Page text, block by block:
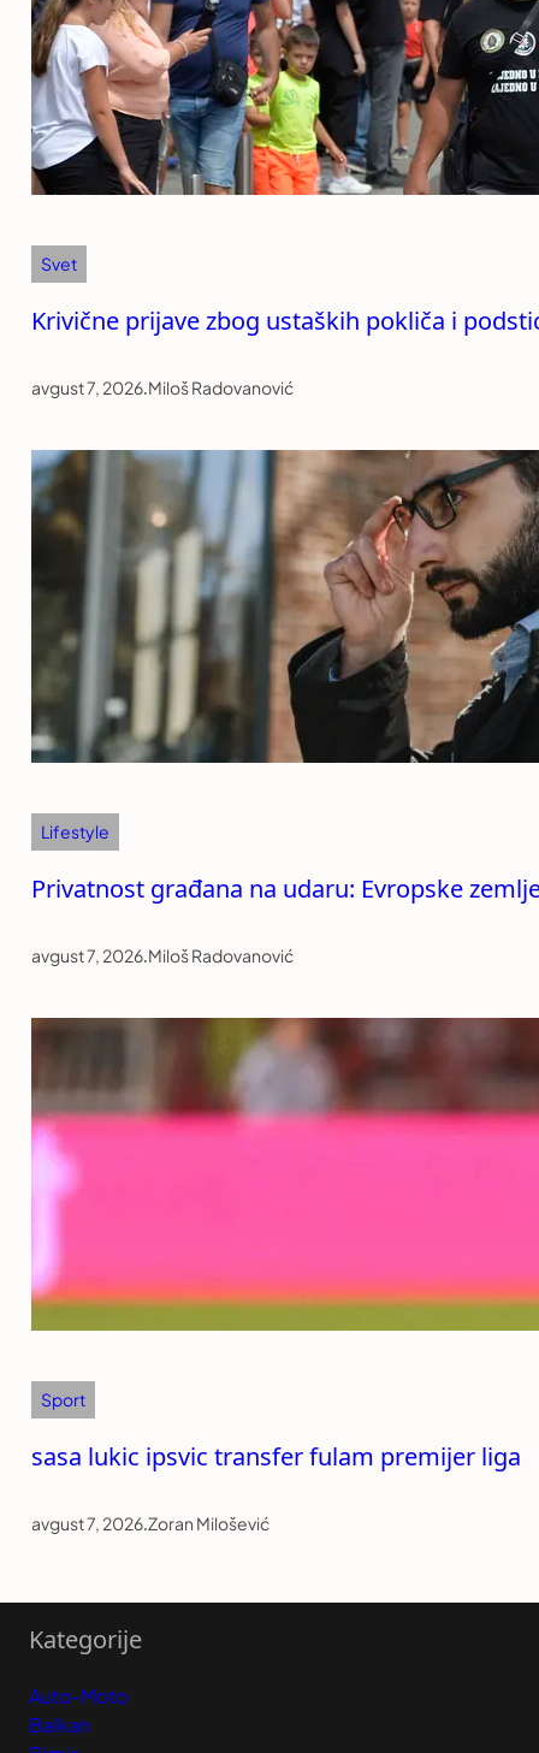
Svet
Krivične prijave zbog ustaških pokliča i
avgust 7, 2026.Miloš Radovanović
Lifestyle
Privatnost građana na udaru: Evropske
avgust 7, 2026.Miloš Radovanović
Sport
sasa lukic ipsvic transfer fulam premijer liga
avgust 7, 2026.Zoran Milošević
Kategorije
Auto-Moto
Balkan